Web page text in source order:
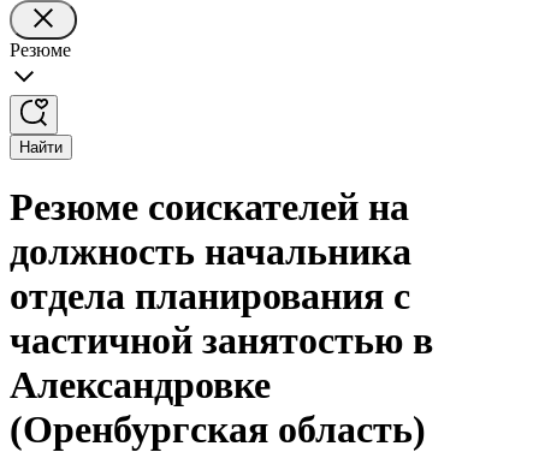
Резюме
Найти
Резюме соискателей на
должность начальника
отдела планирования с
частичной занятостью в
Александровке
(Оренбургская область)